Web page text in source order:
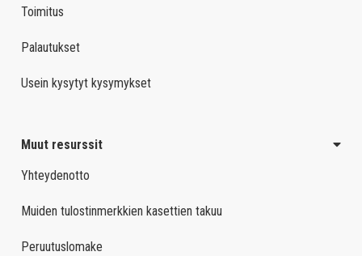
Toimitus
Palautukset
Usein kysytyt kysymykset
Muut resurssit
Yhteydenotto
Muiden tulostinmerkkien kasettien takuu
Peruutuslomake